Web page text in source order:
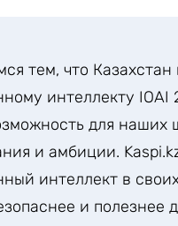
тем, что
интеллекту
для наших
и амбиции.
интеллект в
и полезнее